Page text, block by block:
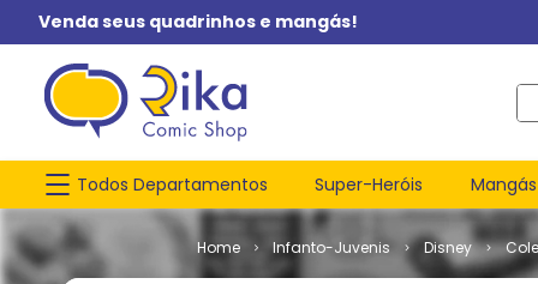
Venda seus quadrinhos e mangás!
O
Todos Departamentos Super-Heróis Mangás
Infanto-Juvenis Disney